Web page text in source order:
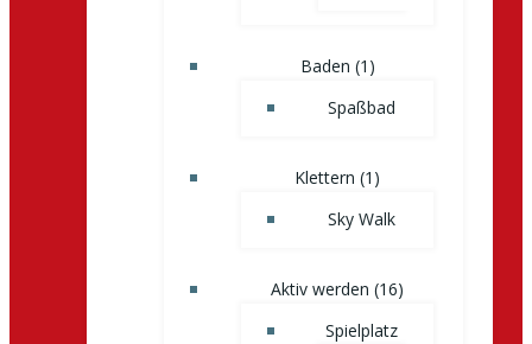
Baden (1)
Spaßbad
Klettern (1)
Sky Walk
Aktiv werden (16)
Spielplatz